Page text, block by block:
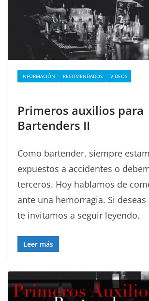
INFORMACIÓN RECOMENDADOS VIDEOS
Primeros auxilios para
Bartenders II
Como bartender, siempre
expuestos a accidentes o
terceros. Hoy hablamos de
ante una hemorragia. Si deseas
te invitamos a seguir leyendo.
Leer más